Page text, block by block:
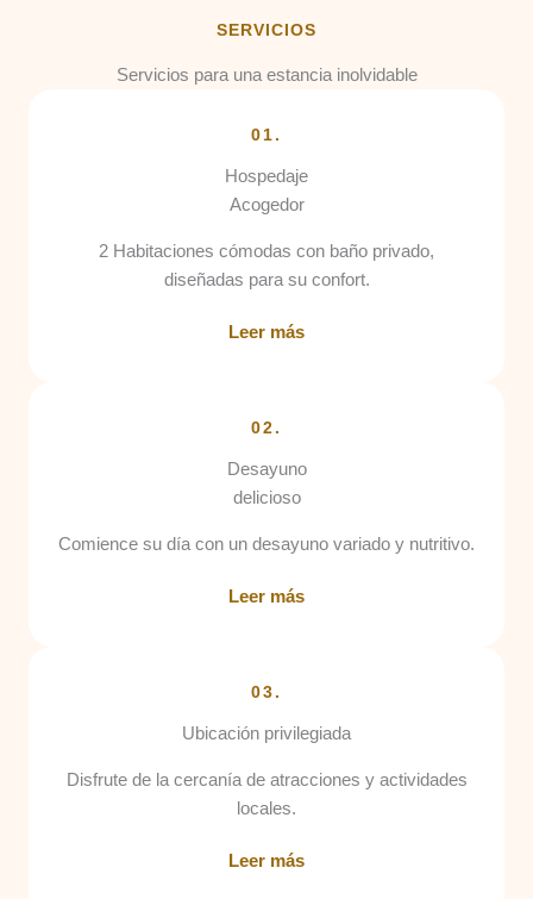
SERVICIOS
Servicios para una estancia inolvidable
01.
Hospedaje
Acogedor
2 Habitaciones cómodas con baño privado,
diseñadas para su confort.
Leer más
02.
Desayuno
delicioso
Comience su día con un desayuno variado y nutritivo.
Leer más
03.
Ubicación privilegiada
Disfrute de la cercanía de atracciones y actividades
locales.
Leer más